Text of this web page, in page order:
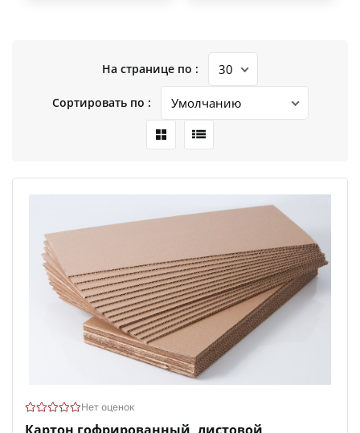
На странице по :
Сортировать по :
Нет оценок